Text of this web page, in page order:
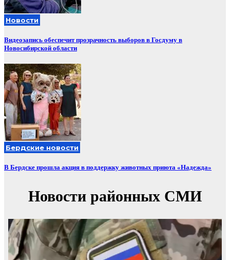
Новости
Видеозапись обеспечит прозрачность выборов в Госдуму в
Новосибирской области
Бердские новости
В Бердске прошла акция в поддержку животных приюта «Надежда»